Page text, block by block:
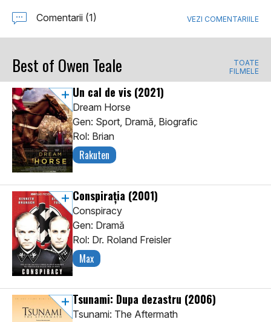
Comentarii (1) VEZI COMENTARIILE
Best of Owen Teale
TOATE
FILMELE
Un cal de vis (2021)
Dream Horse
Gen: Sport, Dramă, Biografic
Rol: Brian
Rakuten
Conspirația (2001)
Conspiracy
Gen: Dramă
Rol: Dr. Roland Freisler
Max
Tsunami: Dupa dezastru (2006)
Tsunami: The Aftermath